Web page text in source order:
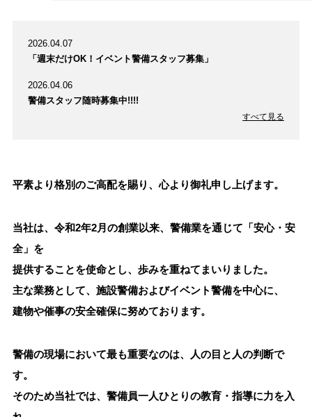
2026.04.07
「週末だけOK！イベント警備スタッフ募集」
2026.04.06
警備スタッフ随時募集中!!!!
すべて見る
平素より格別のご高配を賜り、心より御礼申し上げます。
当社は、令和2年2月の創業以来、警備業を通じて「安心・安
全」を
提供することを使命とし、歩みを重ねてまいりました。
主な業務として、施設警備およびイベント警備を中心に、
建物や催事の安全確保に努めております。
警備の現場において最も重要なのは、人の目と人の判断で
す。
そのため当社では、警備員一人ひとりの教育・指導に力を入